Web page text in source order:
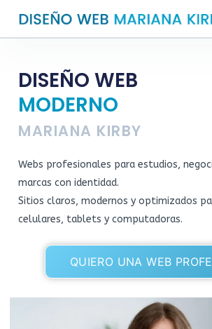
DISEÑO WEB
MODERNO
MARIANA KIRBY
Webs profesionales para estudios,
marcas con identidad.
Sitios claros, modernos y optimizados
celulares, tablets y computadoras.
QUIERO UNA WEB